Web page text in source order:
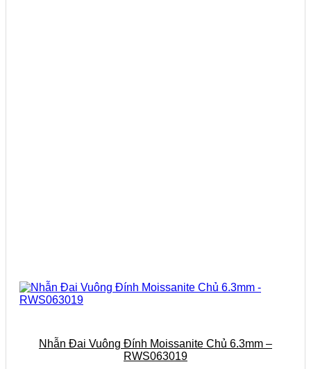
Nhẫn Đai Vuông Đính Moissanite Chủ 6.3mm –
RWS063019